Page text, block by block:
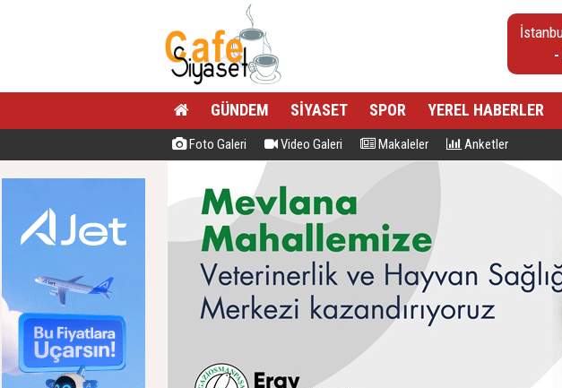
GÜNDEM SİYASET SPOR YEREL HABERLER
Foto Galeri Video Galeri Makaleler Anketler